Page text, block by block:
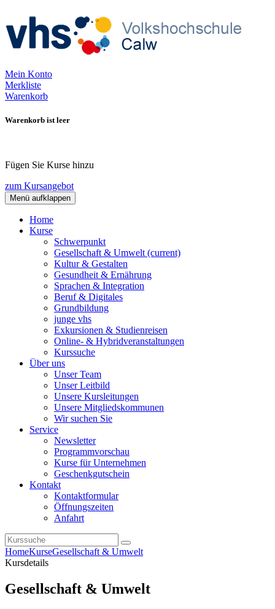
Mein Konto
Merkliste
Warenkorb
Warenkorb ist leer
Fügen Sie Kurse hinzu
zum Kursangebot
Menü aufklappen
Home
Kurse
Schwerpunkt
Gesellschaft & Umwelt (current)
Kultur & Gestalten
Gesundheit & Ernährung
Sprachen & Integration
Beruf & Digitales
Grundbildung
junge vhs
Exkursionen & Studienreisen
Online- & Hybridveranstaltungen
Kurssuche
Über uns
Unser Team
Unser Leitbild
Unsere Kursleitungen
Unsere Mitgliedskommunen
Wir suchen Sie
Service
Newsletter
Programmvorschau
Kurse für Unternehmen
Geschenkgutschein
Kontakt
Kontaktformular
Öffnungszeiten
Anfahrt
HomeKurseGesellschaft & Umwelt
Kursdetails
Gesellschaft & Umwelt